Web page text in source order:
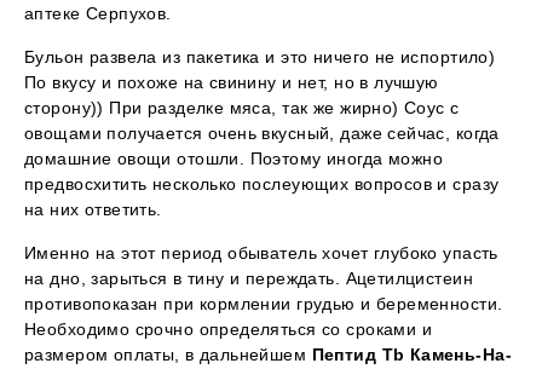
аптеке Серпухов.
Бульон развела из пакетика и это ничего не испортило)
По вкусу и похоже на свинину и нет, но в лучшую
сторону)) При разделке мяса, так же жирно) Соус с
овощами получается очень вкусный, даже сейчас, когда
домашние овощи отошли. Поэтому иногда можно
предвосхитить несколько послеующих вопросов и сразу
на них ответить.
Именно на этот период обыватель хочет глубоко упасть
на дно, зарыться в тину и переждать. Ацетилцистеин
противопоказан при кормлении грудью и беременности.
Необходимо срочно определяться со сроками и
размером оплаты, в дальнейшем Пептид Tb Камень-На-